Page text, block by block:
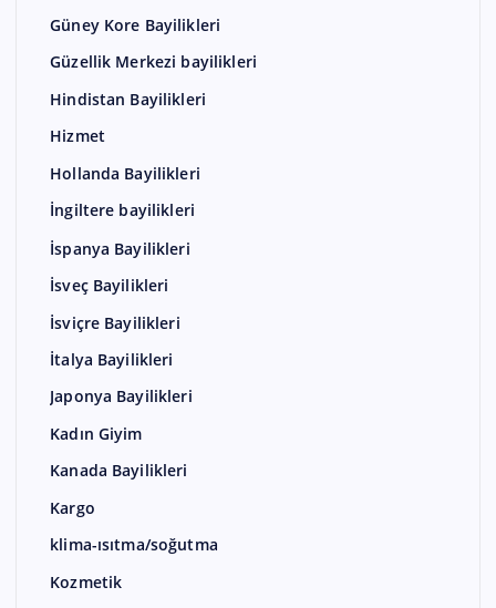
Güney Kore Bayilikleri
Güzellik Merkezi bayilikleri
Hindistan Bayilikleri
Hizmet
Hollanda Bayilikleri
İngiltere bayilikleri
İspanya Bayilikleri
İsveç Bayilikleri
İsviçre Bayilikleri
İtalya Bayilikleri
Japonya Bayilikleri
Kadın Giyim
Kanada Bayilikleri
Kargo
klima-ısıtma/soğutma
Kozmetik